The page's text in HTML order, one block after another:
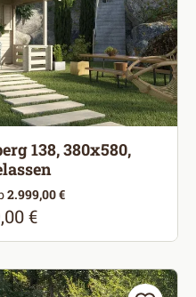
138, 380x580,
2.999,00 €
Preis:
€